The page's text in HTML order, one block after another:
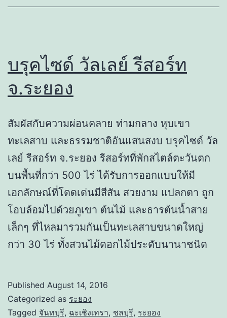
บรุคไซด์ วัลเลย์ รีสอร์ท
จ.ระยอง
สัมผัสกับความผ่อนคลาย ท่ามกลาง หุบเขา
ทะเลสาบ และธรรมชาติอันแสนสงบ บรุคไซด์ วัล
เลย์ รีสอร์ท จ.ระยอง รีสอร์ทที่พักสไตล์ตะวันตก
บนพื้นที่กว่า 500 ไร่ ได้รับการออกแบบให้มี
เอกลักษณ์ที่โดดเด่นมีสีสัน สวยงาม แปลกตา ถูก
โอบล้อมไปด้วยภูเขา ต้นไม้ และธารต้นน้ำสาย
เล็กๆ ที่ไหลมารวมกันเป็นทะเลสาบขนาดใหญ่
กว่า 30 ไร่ ทั้งสวนไม้ดอกไม้ประดับนานาชนิด
Published August 14, 2016
Categorized as ระยอง
Tagged จันทบุรี, ฉะเชิงเทรา, ชลบุรี, ระยอง